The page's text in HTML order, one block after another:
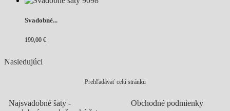
Svadobné...
199,00 €
Nasledujúci
Prehľadávať celú stránku
Najsvadobné šaty -
Obchodné podmienky